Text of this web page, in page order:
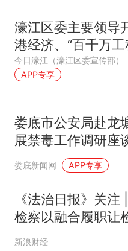
濠江区委主要领导
港经济、“百千万工
作调研
今日濠江（濠江区委宣传部）
APP专享
娄底市公安局赴龙
展禁毒工作调研座
娄底新闻网 APP专享
《法治日报》关注
检察以融合履职让
量与城市发展同频
新浪财经